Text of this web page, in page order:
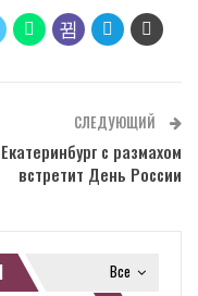
СЛЕДУЮЩИЙ
Екатеринбург с размахом
встретит День России
Все